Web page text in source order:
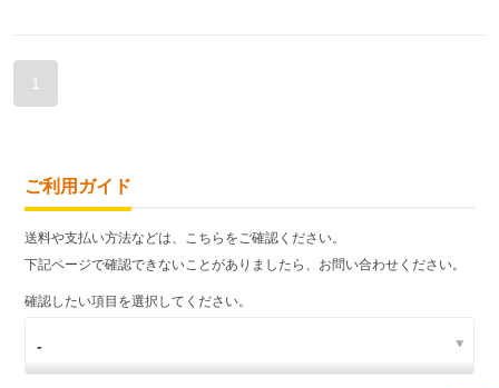
1
ご利用ガイド
送料や支払い方法などは、こちらをご確認ください。
下記ページで確認できないことがありましたら、お問い合わせください。
確認したい項目を選択してください。